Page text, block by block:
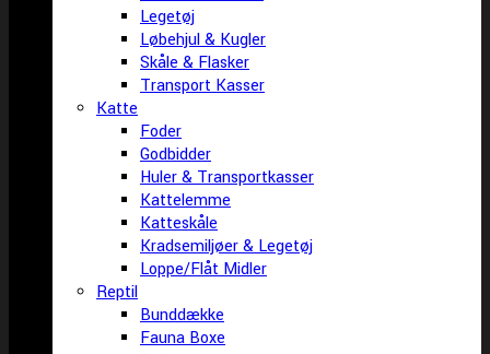
Legetøj
Løbehjul & Kugler
Skåle & Flasker
Transport Kasser
Katte
Foder
Godbidder
Huler & Transportkasser
Kattelemme
Katteskåle
Kradsemiljøer & Legetøj
Loppe/Flåt Midler
Reptil
Bunddække
Fauna Boxe